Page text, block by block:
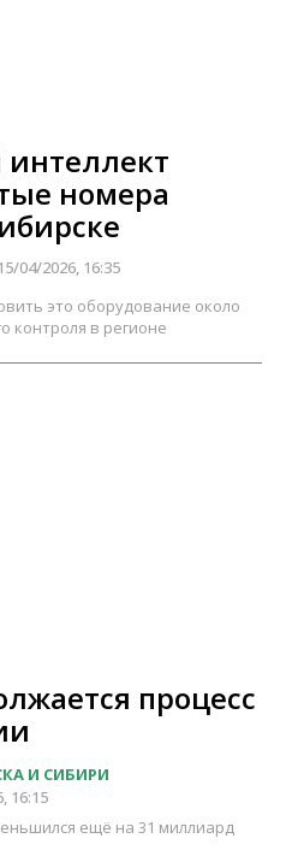
номера
04/2026, 16:35
это оборудование около
контроля в регионе
процесс
И СИБИРИ
16:15
ещё на 31 миллиард